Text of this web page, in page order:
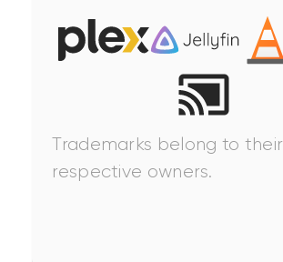
Trademarks belong to their
respective owners.